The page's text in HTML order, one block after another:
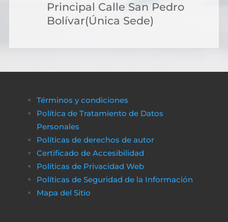
Principal Calle San Pedro
Bolívar(Única Sede)
Términos y condiciones
Política de Tratamiento de Datos
Personales
Políticas de derechos de autor
Certificado de Accesibilidad
Políticas de Privacidad Web
Políticas de Seguridad de la Información
Mapa del Sitio